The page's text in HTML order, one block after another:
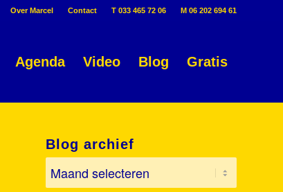
Over Marcel Contact T 033 465 72 06 M 06 202 694 61
Agenda Video Blog Gratis
Blog archief